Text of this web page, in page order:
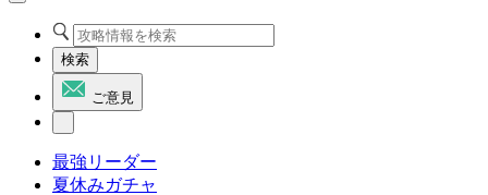
検索
ご意見
最強リーダー
夏休みガチャ